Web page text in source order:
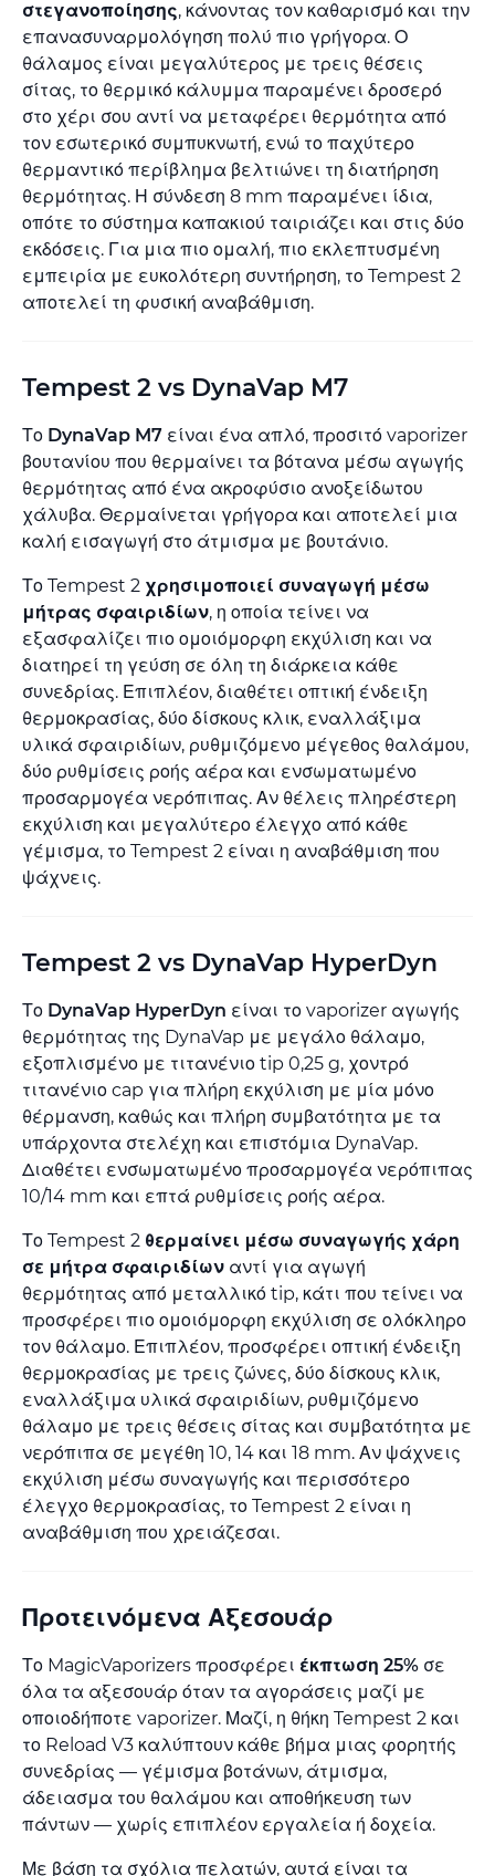
στεγανοποίησης, κάνοντας τον καθαρισμό και την
επανασυναρμολόγηση πολύ πιο γρήγορα. Ο
θάλαμος είναι μεγαλύτερος με τρεις θέσεις
σίτας, το θερμικό κάλυμμα παραμένει δροσερό
στο χέρι σου αντί να μεταφέρει θερμότητα από
τον εσωτερικό συμπυκνωτή, ενώ το παχύτερο
θερμαντικό περίβλημα βελτιώνει τη διατήρηση
θερμότητας. Η σύνδεση 8 mm παραμένει ίδια,
οπότε το σύστημα καπακιού ταιριάζει και στις δύο
εκδόσεις. Για μια πιο ομαλή, πιο εκλεπτυσμένη
εμπειρία με ευκολότερη συντήρηση, το Tempest 2
αποτελεί τη φυσική αναβάθμιση.
Tempest 2 vs DynaVap M7
Το DynaVap M7 είναι ένα απλό, προσιτό vaporizer
βουτανίου που θερμαίνει τα βότανα μέσω αγωγής
θερμότητας από ένα ακροφύσιο ανοξείδωτου
χάλυβα. Θερμαίνεται γρήγορα και αποτελεί μια
καλή εισαγωγή στο άτμισμα με βουτάνιο.
Το Tempest 2 χρησιμοποιεί συναγωγή μέσω
μήτρας σφαιριδίων, η οποία τείνει να
εξασφαλίζει πιο ομοιόμορφη εκχύλιση και να
διατηρεί τη γεύση σε όλη τη διάρκεια κάθε
συνεδρίας. Επιπλέον, διαθέτει οπτική ένδειξη
θερμοκρασίας, δύο δίσκους κλικ, εναλλάξιμα
υλικά σφαιριδίων, ρυθμιζόμενο μέγεθος θαλάμου,
δύο ρυθμίσεις ροής αέρα και ενσωματωμένο
προσαρμογέα νερόπιπας. Αν θέλεις πληρέστερη
εκχύλιση και μεγαλύτερο έλεγχο από κάθε
γέμισμα, το Tempest 2 είναι η αναβάθμιση που
ψάχνεις.
Tempest 2 vs DynaVap HyperDyn
Το DynaVap HyperDyn είναι το vaporizer αγωγής
θερμότητας της DynaVap με μεγάλο θάλαμο,
εξοπλισμένο με τιτανένιο tip 0,25 g, χοντρό
τιτανένιο cap για πλήρη εκχύλιση με μία μόνο
θέρμανση, καθώς και πλήρη συμβατότητα με τα
υπάρχοντα στελέχη και επιστόμια DynaVap.
Διαθέτει ενσωματωμένο προσαρμογέα νερόπιπας
10/14 mm και επτά ρυθμίσεις ροής αέρα.
Το Tempest 2 θερμαίνει μέσω συναγωγής χάρη
σε μήτρα σφαιριδίων αντί για αγωγή
θερμότητας από μεταλλικό tip, κάτι που τείνει να
προσφέρει πιο ομοιόμορφη εκχύλιση σε ολόκληρο
τον θάλαμο. Επιπλέον, προσφέρει οπτική ένδειξη
θερμοκρασίας με τρεις ζώνες, δύο δίσκους κλικ,
εναλλάξιμα υλικά σφαιριδίων, ρυθμιζόμενο
θάλαμο με τρεις θέσεις σίτας και συμβατότητα με
νερόπιπα σε μεγέθη 10, 14 και 18 mm. Αν ψάχνεις
εκχύλιση μέσω συναγωγής και περισσότερο
έλεγχο θερμοκρασίας, το Tempest 2 είναι η
αναβάθμιση που χρειάζεσαι.
Προτεινόμενα Αξεσουάρ
Το MagicVaporizers προσφέρει έκπτωση 25% σε
όλα τα αξεσουάρ όταν τα αγοράσεις μαζί με
οποιοδήποτε vaporizer. Μαζί, η θήκη Tempest 2 και
το Reload V3 καλύπτουν κάθε βήμα μιας φορητής
συνεδρίας — γέμισμα βοτάνων, άτμισμα,
άδειασμα του θαλάμου και αποθήκευση των
πάντων — χωρίς επιπλέον εργαλεία ή δοχεία.
Με βάση τα σχόλια πελατών, αυτά είναι τα